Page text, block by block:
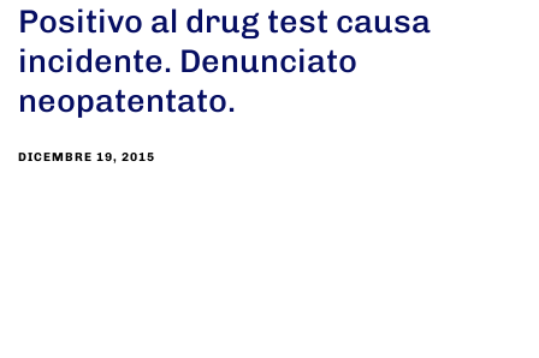
Positivo al drug test causa
incidente. Denunciato
neopatentato.
DICEMBRE 19, 2015